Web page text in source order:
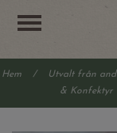
Hem / Utvalt från
& Konfektyr